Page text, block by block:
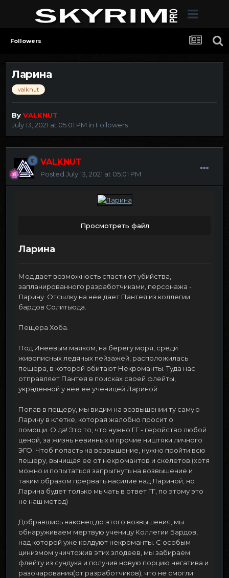
Followers
Ларина
valknut
By VALKNUT
July 13, 2021 at 05:01 PM in Followers
VALKNUT
Posted July 13, 2021 at 05:01 PM
Просмотреть файл
Ларина
Мод дает возможность спасти от убийства,
запланированного разработчиками, персонажа -
Ларину. Отсылку на нее дает Пантея из коллегии
бардов Солитьюда.
Пещера Хоба.
Под Инеевым маяком, на берегу моря, среди
живописных ледяных пейзажей, расположилась
пещера, в которой обитают Некроманты. Туда нас
отправляет Пантея в поисках своей флейты,
украденной у нее ее ученицей Лариной.
Попав в пещеру, мы видим на возвышении ту самую
Ларину в клетке, которая жалобно просит о
помощи. О да! Это то, что нужно ГГ - геройство любой
ценой, за жизнь невинных и прочие ништяки личного
ЭГО. Чтоб попасть на возвышение, нужно пройти всю
пещеру, вычищая ее от некромантов и скелетов.(хотя
можно и попытаться запрыгнуть на возвышение и
таким образом прервать насилие над Лариной, но
Ларина будет только мычать в ответ ГГ, по этому это
не наш метод)
Добравшись наконец до этого возвышения, мы
обнаруживаем мертвую ученицу Коллегии Бардов,
над которой уже колдуют некроманты. С особым
цинизмом уничтожив этих злодеев, мы забираем
флейту из сундука и получив новую порцию негатива и
разочарования(от разработчиков), что не смогли